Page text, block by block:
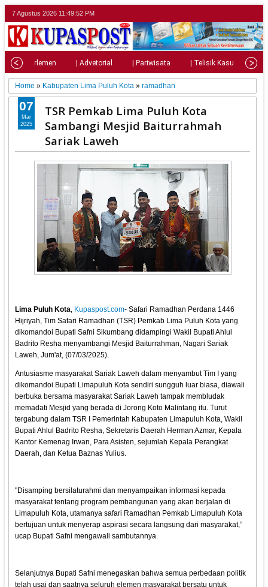
7 Agustus 2026 11:49:54 PM
| Parlemen | Advetorial | Pariwisata | Telisik Kasus
Home » Kabupaten Lima Puluh Kota »ramadhan
TSR Pemkab Lima Puluh Kota
Sambangi Mesjid Baiturrahmah
Sariak Laweh
Lima Puluh Kota, Kupaspost.com- Safari Ramadhan Perdana 1446
Hijriyah, Tim Safari Ramadhan (TSR) Pemkab Lima Puluh Kota yang
dikomandoi Bupati Safni Sikumbang didampingi Wakil Bupati Ahlul
Badrito Resha menyambangi Mesjid Baiturrahman, Nagari Sariak
Laweh, Jum'at, (07/03/2025).
Antusiasme masyarakat Sariak Laweh dalam menyambut Tim I yang
dikomandoi Bupati Limapuluh Kota sendiri sungguh luar biasa, diawali
berbuka bersama masyarakat Sariak Laweh tampak membludak
memadati Mesjid yang berada di Jorong Koto Malintang itu. Turut
tergabung dalam TSR I Pemerintah Kabupaten Limapuluh Kota, Wakil
Bupati Ahlul Badrito Resha, Sekretaris Daerah Herman Azmar, Kepala
Kantor Kemenag Irwan, Para Asisten, sejumlah Kepala Perangkat
Daerah, dan Ketua Baznas Yulius.
"Disamping bersilaturahmi dan menyampaikan informasi kepada
masyarakat tentang program pembangunan yang akan berjalan di
Limapuluh Kota, utamanya safari Ramadhan Pemkab Limapuluh Kota
bertujuan untuk menyerap aspirasi secara langsung dari masyarakat,”
ucap Bupati Safni mengawali sambutannya.
Selanjutnya Bupati Safni menegaskan bahwa semua perbedaan politik
telah usai dan saatnya seluruh elemen masyarakat bersatu untuk
07
Mar
2025